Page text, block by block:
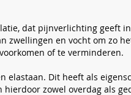
dat pijnverlichting geeft
zwellingen en vocht om zo
of te verminderen.
elastaan. Dit heeft als
zowel overdag als